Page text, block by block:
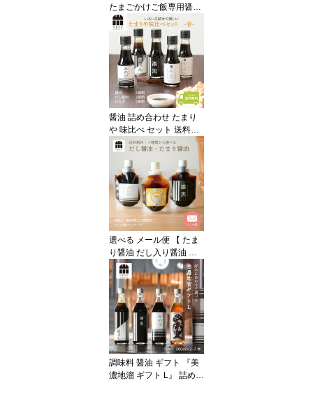
たまごかけご飯専用醤
油・卵かけご飯専用醤油
たまりや 岐阜 山川醸造
調味料 贅沢なたまり醤油
を お取り寄せ おすすめ
調味料 しょうゆ たまり
つけ かけ だし キャンプ
BBQ 調味料 たまりや 山
川醸造 高級醤油
醤油 詰め合わせ たまり
や 味比べ セット 送料無
料 お得 高級醤油 調味料
しょうゆ ポン酢 たまり
つゆ たれ つけ かけ だし
岐阜 山川醸造 お試し キ
ャンプ BBQ ホームパー
ティ アウトドア 料理 野
外 フェス 父の日 お中元
敬老の日 ギフト お歳暮
御歳暮 お年賀
選べる メール便 【 たま
り醤油 だし入り醤油 た
まごかけごはん 】 たれ
詰め替え 送料無料 お試
しサイズ パウチ 120ml
卵かけご飯 オススメ た
まりや 岐阜 山川醸造 調
味料 お取り寄せ おすす
め 調味料 しょうゆ たま
り つけ かけ だし アウト
ドア 料理 野外 フェス 10
00円
調味料 醤油 ギフト 『美
濃地溜 ギフト L』 詰め合